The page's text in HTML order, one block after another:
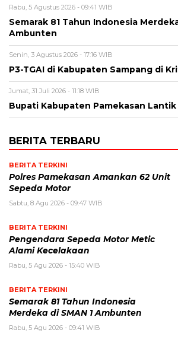
Rabu, 5 Agustus 2026 - 09:41 WIB
Semarak 81 Tahun Indonesia
Ambunten
Senin, 3 Agustus 2026 - 17:16 WIB
P3-TGAI di Kabupaten Sampang di
Jumat, 31 Juli 2026 - 11:18 WIB
Bupati Kabupaten Pamekasan
BERITA TERBARU
BERITA TERKINI
Polres Pamekasan Amankan 62 Unit
Sepeda Motor
Sabtu, 8 Agu 2026 - 09:47 WIB
BERITA TERKINI
Pengendara Sepeda Motor Metic
Alami Kecelakaan
Rabu, 5 Agu 2026 - 15:40 WIB
BERITA TERKINI
Semarak 81 Tahun Indonesia
Merdeka di SMAN 1 Ambunten
Rabu, 5 Agu 2026 - 09:41 WIB